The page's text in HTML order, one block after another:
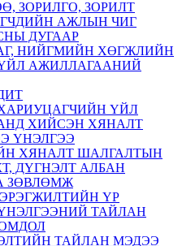
ЗОРИЛГО, ЗОРИЛТ
АЖЛЫН ЧИГ
ДУГААР
НИЙГМИЙН ХӨГЖЛИЙН
АЖИЛЛАГААНИЙ
ҮЙЛ
ХИЙСЭН ХЯНАЛТ
ҮНЭЛГЭЭ
ХЯНАЛТ ШАЛГАЛТЫН
ДҮГНЭЛТ АЛБАН
ЗӨВЛӨМЖ
ҮР
ТАЙЛАН
ТАЙЛАН МЭДЭЭ